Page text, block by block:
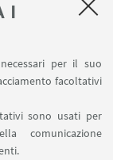
I
per il suo
facoltativi
sono usati per
comunicazione